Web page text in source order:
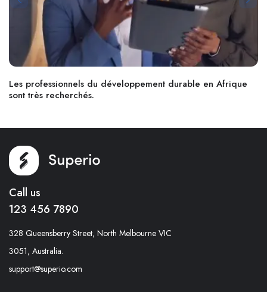
Les professionnels du développement durable en Afrique
sont très recherchés.
Call us
123 456 7890
328 Queensberry Street, North Melbourne VIC
3051, Australia.
support@superio.com